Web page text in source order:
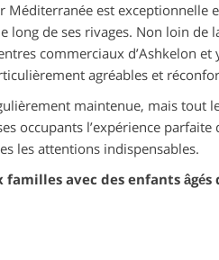
Méditerranée est exceptionnelle
long de ses rivages. Non loin de
commerciaux d’Ashkelon et
agréables et
maintenue, mais tout
occupants l’expérience parfaite
les attentions indispensables.
avec des enfants âgés